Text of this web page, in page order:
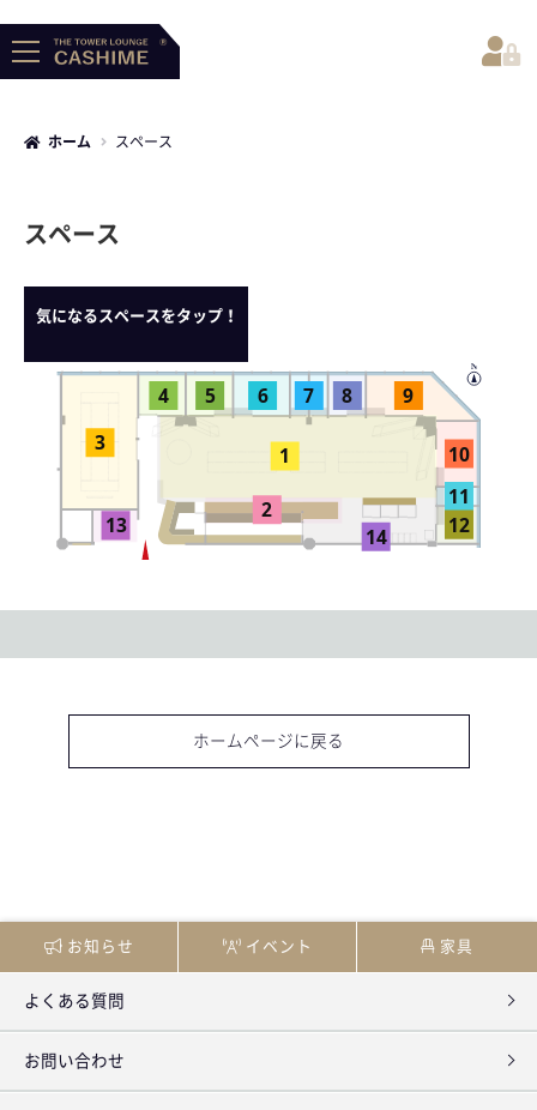
- About CASHIME
- For Users
ホーム スペース
スペース
気になるスペースをタップ！
N
1
2
3
4 5 6 7 8 9
10
11
12
13 14
ホームページに戻る
お知らせ イベント 家具
よくある質問
お問い合わせ